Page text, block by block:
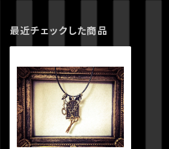
最近チェックした商品